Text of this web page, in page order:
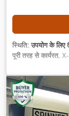
स्थिति:उपयोग के लिए
पूरी तरह से कार्यरत, X-
530, अधिकतम धुरी